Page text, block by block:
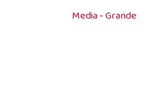
Media - Grande